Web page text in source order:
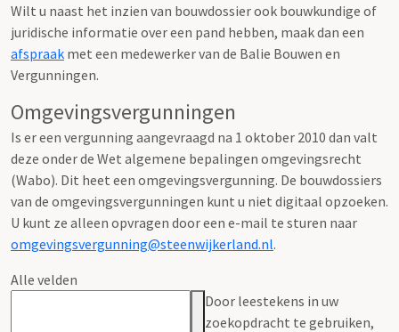
Wilt u naast het inzien van bouwdossier ook bouwkundige of
juridische informatie over een pand hebben, maak dan een
afspraak met een medewerker van de Balie Bouwen en
Vergunningen.
Omgevingsvergunningen
Is er een vergunning aangevraagd na 1 oktober 2010 dan valt
deze onder de Wet algemene bepalingen omgevingsrecht
(Wabo). Dit heet een omgevingsvergunning. De bouwdossiers
van de omgevingsvergunningen kunt u niet digitaal opzoeken.
U kunt ze alleen opvragen door een e-mail te sturen naar
omgevingsvergunning@steenwijkerland.nl.
Alle velden
Door leestekens in uw
zoekopdracht te gebruiken,